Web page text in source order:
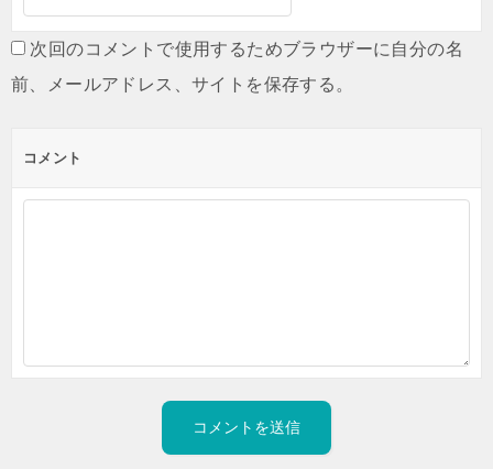
次回のコメントで使用するためブラウザーに自分の名
前、メールアドレス、サイトを保存する。
コメント